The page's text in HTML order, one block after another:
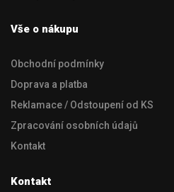
Vše o nákupu
Obchodní podmínky
Doprava a platba
Reklamace / Odstoupení od KS
Zpracování osobních údajů
Kontakt
Kontakt